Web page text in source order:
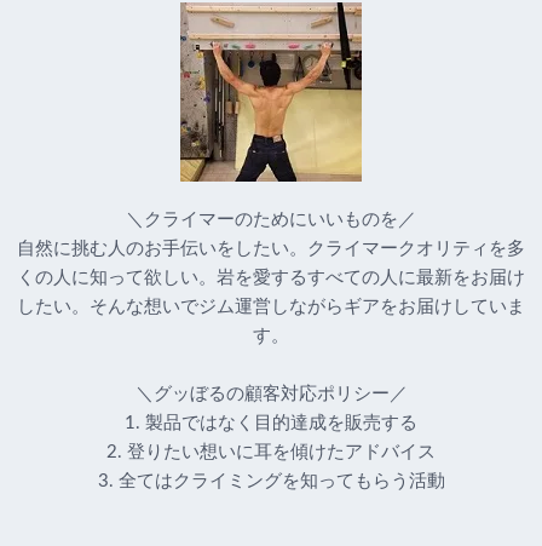
＼クライマーのためにいいものを／
自然に挑む人のお手伝いをしたい。クライマークオリティを多
くの人に知って欲しい。岩を愛するすべての人に最新をお届け
したい。そんな想いでジム運営しながらギアをお届けしていま
す。
＼グッぼるの顧客対応ポリシー／
1. 製品ではなく目的達成を販売する
2. 登りたい想いに耳を傾けたアドバイス
3. 全てはクライミングを知ってもらう活動